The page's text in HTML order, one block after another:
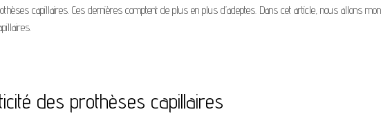
capillaires. Ces dernières comptent de plus en plus d’adeptes. Dans cet article, nous allons
des prothèses capillaires